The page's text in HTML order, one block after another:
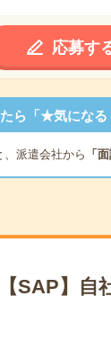
応募す
ら「★気になる
、派遣会社から 「
SAP】自